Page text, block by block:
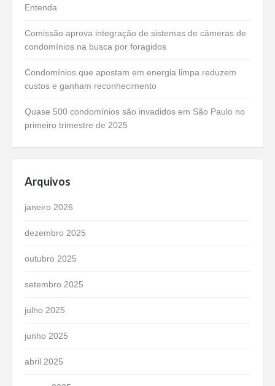
Entenda
Comissão aprova integração de sistemas de câmeras de
condomínios na busca por foragidos
Condomínios que apostam em energia limpa reduzem
custos e ganham reconhecimento
Quase 500 condomínios são invadidos em São Paulo no
primeiro trimestre de 2025
Arquivos
janeiro 2026
dezembro 2025
outubro 2025
setembro 2025
julho 2025
junho 2025
abril 2025